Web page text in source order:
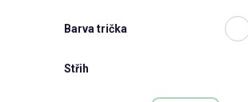
Barva trička
Střih